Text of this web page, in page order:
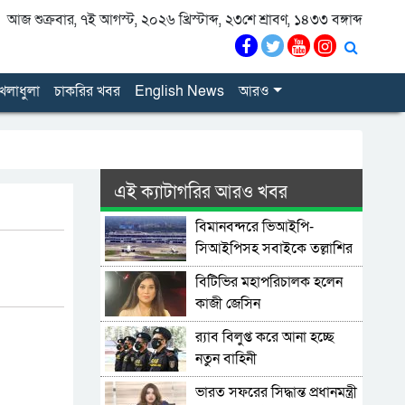
আজ শুক্রবার, ৭ই আগস্ট, ২০২৬ খ্রিস্টাব্দ, ২৩শে শ্রাবণ, ১৪৩৩ বঙ্গাব্দ
চাকরির খবর English News আরও
এই ক্যাটাগরির আরও খবর
বিমানবন্দরে ভিআইপি-
সিআইপিসহ সবাইকে তল্লাশির
নির্দেশ
বিটিভির মহাপরিচালক হলেন
কাজী জেসিন
র‍্যাব বিলুপ্ত করে আনা হচ্ছে
নতুন বাহিনী
ভারত সফরের সিদ্ধান্ত প্রধানমন্ত্রী